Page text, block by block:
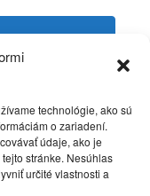
technológie, ako sú
o zariadení.
údaje, ako je
stránke. Nesúhlas
určité vlastnosti a